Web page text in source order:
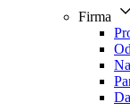
Firma